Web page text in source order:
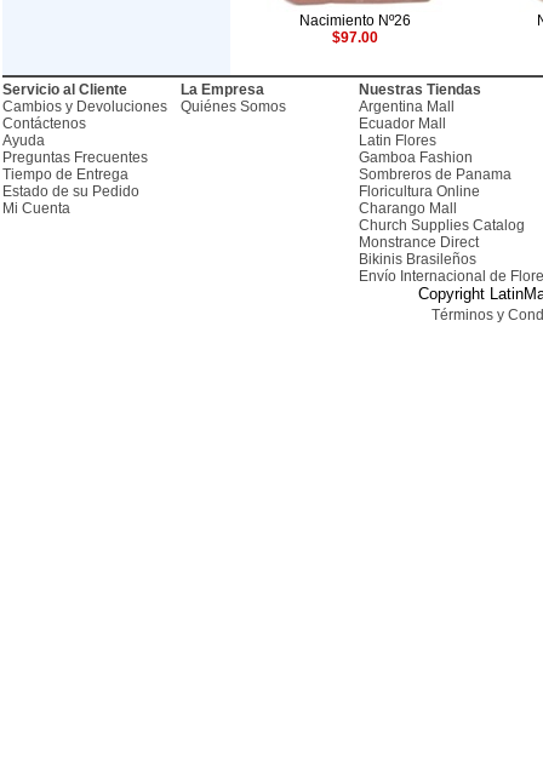
Nacimiento Nº26
$97.00
Servicio al Cliente
Cambios y Devoluciones
Contáctenos
Ayuda
Preguntas Frecuentes
Tiempo de Entrega
Estado de su Pedido
Mi Cuenta
La Empresa
Quiénes Somos
Nuestras Tiendas
Argentina Mall
Ecuador Mall
Latin Flores
Gamboa Fashion
Sombreros de Panama
Floricultura Online
Charango Mall
Church Supplies Catalog
Monstrance Direct
Bikinis Brasileños
Envío Internacional de
Copyright
Términos y